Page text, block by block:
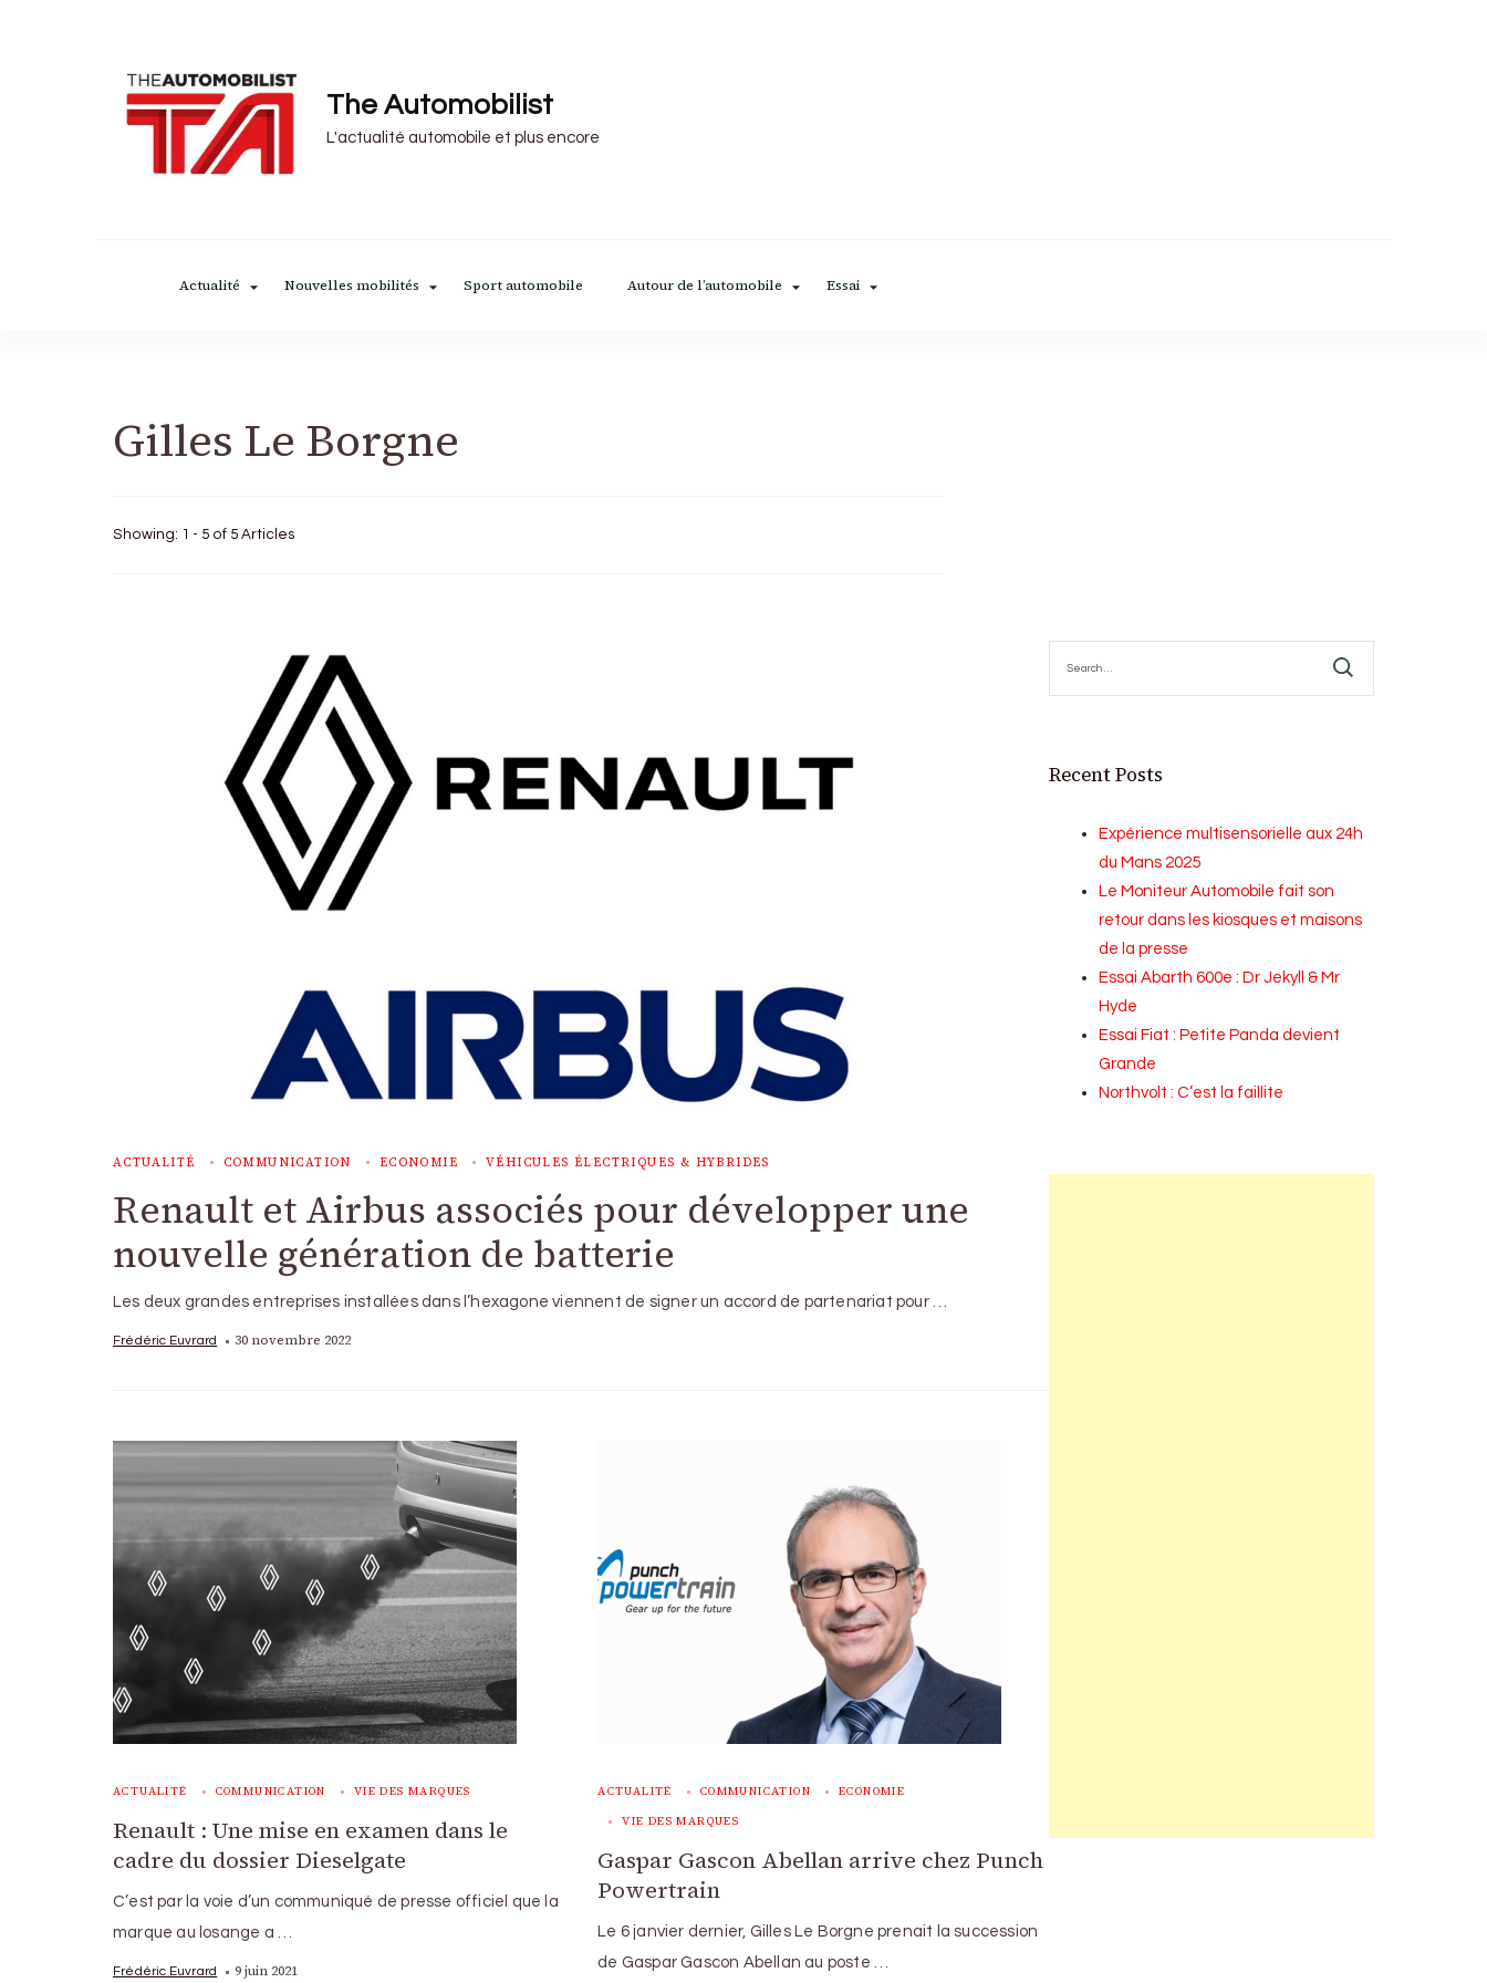
The Automobilist
L'actualité automobile et plus encore
Actualité Nouvelles mobilités Sport automobile Autour de l’automobile Essai
Gilles Le Borgne
Showing: 1 - 5 of 5 Articles
ACTUALITÉ COMMUNICATION ECONOMIE VÉHICULES ÉLECTRIQUES & HYBRIDES
Renault et Airbus associés pour développer une
nouvelle génération de batterie
Les deux grandes entreprises installées dans l’hexagone viennent de signer un accord de partenariat pour …
Frédéric Euvrard 30 novembre 2022
ACTUALITÉ COMMUNICATION VIE DES MARQUES
Renault : Une mise en examen dans le
cadre du dossier Dieselgate
C’est par la voie d’un communiqué de presse officiel que la
marque au losange a …
Frédéric Euvrard 9 juin 2021
ACTUALITÉ COMMUNICATION ECONOMIE
VIE DES MARQUES
Gaspar Gascon Abellan arrive chez Punch
Powertrain
Le 6 janvier dernier, Gilles Le Borgne prenait la succession
de Gaspar Gascon Abellan au poste …
for:
Recent Posts
Expérience multisensorielle aux 24h
du Mans 2025
Le Moniteur Automobile fait son
retour dans les kiosques et maisons
de la presse
Essai Abarth 600e : Dr Jekyll & Mr
Hyde
Essai Fiat : Petite Panda devient
Grande
Northvolt : C’est la faillite